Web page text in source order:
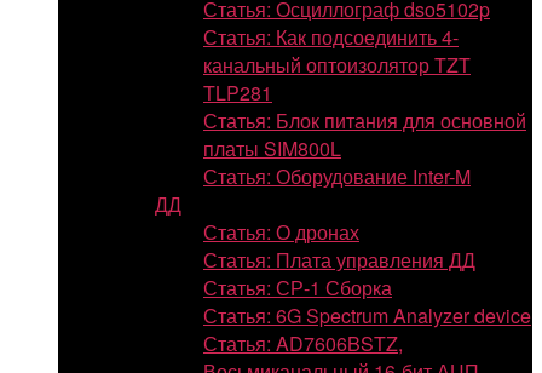
Статья: Осциллограф dso5102p
Статья: Как подсоединить 4-
канальный оптоизолятор TZT
TLP281
Статья: Блок питания для основной
платы SIM800L
Статья: Оборудование Inter-M
ДД
Статья: О дронах
Статья: Плата управления ДД
Статья: СР-1 Сборка
Статья: 6G Spectrum Analyzer device
Статья: AD7606BSTZ,